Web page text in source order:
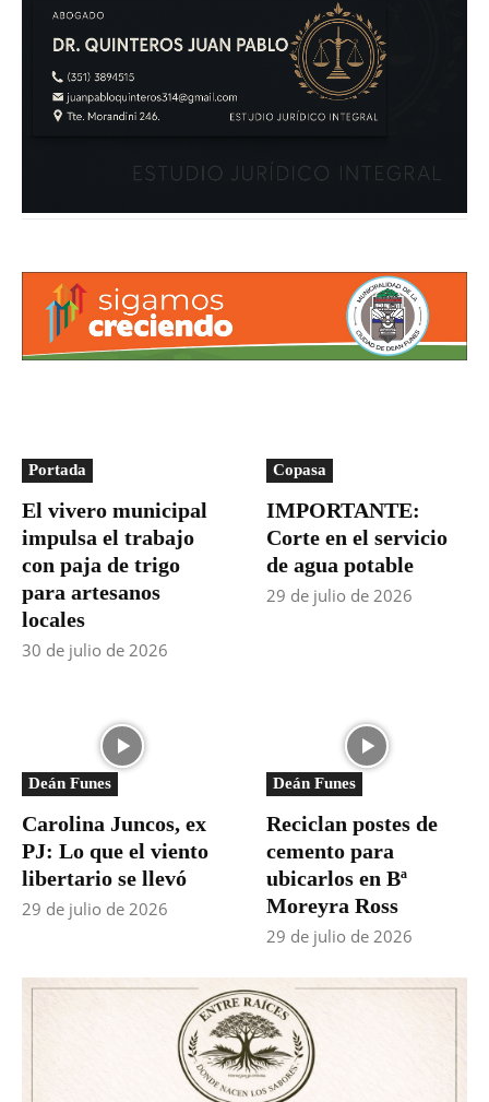
Portada
El vivero municipal
impulsa el trabajo
con paja de trigo
para artesanos
locales
30 de julio de 2026
Copasa
IMPORTANTE:
Corte en el servicio
de agua potable
29 de julio de 2026
Deán Funes
Carolina Juncos, ex
PJ: Lo que el viento
libertario se llevó
29 de julio de 2026
Deán Funes
Reciclan postes de
cemento para
ubicarlos en Bª
Moreyra Ross
29 de julio de 2026